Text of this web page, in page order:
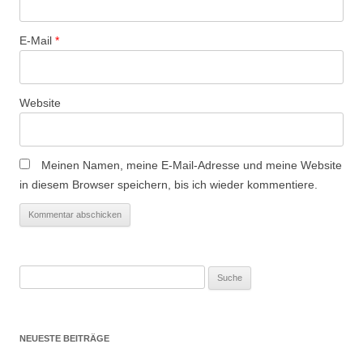
n
E-Mail *
Website
Meinen Namen, meine E-Mail-Adresse und meine Website
in diesem Browser speichern, bis ich wieder kommentiere.
nach:
NEUESTE BEITRÄGE